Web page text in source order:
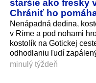
staršie ako fresky
Chrániť ho
Nenápadná dedina,
v Ríme a pod nohami
kostolík na Gotickej
odhodlaniu ľudí
minulý týždeň